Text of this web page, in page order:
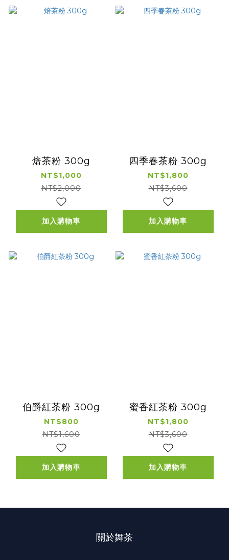
焙茶粉 300g
NT$1,000
NT$2,000
加入購物車
四季春茶粉 300g
NT$1,800
NT$3,600
加入購物車
伯爵紅茶粉 300g
NT$800
NT$1,600
加入購物車
蜜香紅茶粉 300g
NT$1,800
NT$3,600
加入購物車
關於舞茶